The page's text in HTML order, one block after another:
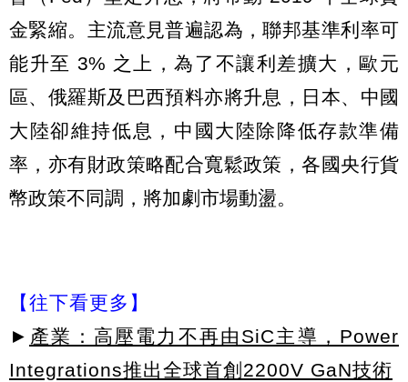
金緊縮。主流意見普遍認為，聯邦基準利率可
能升至 3% 之上，為了不讓利差擴大，歐元
區、俄羅斯及巴西預料亦將升息，日本、中國
大陸卻維持低息，中國大陸除降低存款準備
率，亦有財政策略配合寬鬆政策，各國央行貨
幣政策不同調，將加劇市場動盪。
【往下看更多】
► 產業：高壓電力不再由SiC主導，Power
Integrations推出全球首創2200V GaN技術